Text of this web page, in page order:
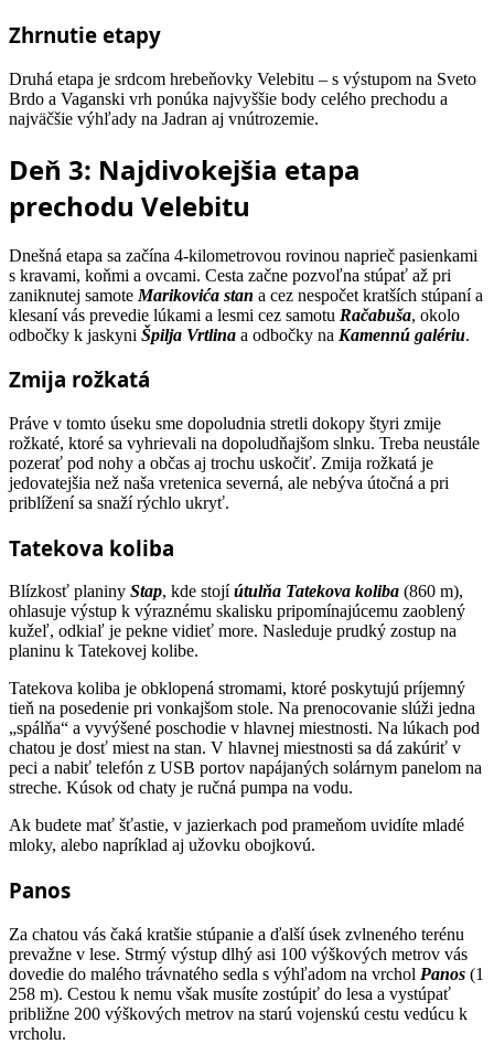
Zhrnutie etapy
Druhá etapa je srdcom hrebeňovky Velebitu – s výstupom na Sveto
Brdo a Vaganski vrh ponúka najvyššie body celého prechodu a
najväčšie výhľady na Jadran aj vnútrozemie.
Deň 3: Najdivokejšia etapa
prechodu Velebitu
Dnešná etapa sa začína 4-kilometrovou rovinou naprieč pasienkami
s kravami, koňmi a ovcami. Cesta začne pozvoľna stúpať až pri
zaniknutej samote Marikovića stan a cez nespočet kratších stúpaní a
klesaní vás prevedie lúkami a lesmi cez samotu Račabuša, okolo
odbočky k jaskyni Špilja Vrtlina a odbočky na Kamennú galériu.
Zmija rožkatá
Práve v tomto úseku sme dopoludnia stretli dokopy štyri zmije
rožkaté, ktoré sa vyhrievali na dopoludňajšom slnku. Treba neustále
pozerať pod nohy a občas aj trochu uskočiť. Zmija rožkatá je
jedovatejšia než naša vretenica severná, ale nebýva útočná a pri
priblížení sa snaží rýchlo ukryť.
Tatekova koliba
Blízkosť planiny Stap, kde stojíútulňa Tatekova koliba (860 m),
ohlasuje výstup k výraznému skalisku pripomínajúcemu zaoblený
kužeľ, odkiaľ je pekne vidieť more. Nasleduje prudký zostup na
planinu k Tatekovej kolibe.
Tatekova koliba je obklopená stromami, ktoré poskytujú príjemný
tieň na posedenie pri vonkajšom stole. Na prenocovanie slúži jedna
„spálňa“ a vyvýšené poschodie v hlavnej miestnosti. Na lúkach pod
chatou je dosť miest na stan. V hlavnej miestnosti sa dá zakúriť v
peci a nabiť telefón z USB portov napájaných solárnym panelom na
streche. Kúsok od chaty je ručná pumpa na vodu.
Ak budete mať šťastie, v jazierkach pod prameňom uvidíte mladé
mloky, alebo napríklad aj užovku obojkovú.
Panos
Za chatou vás čaká kratšie stúpanie a ďalší úsek zvlneného terénu
prevažne v lese. Strmý výstup dlhý asi 100 výškových metrov vás
dovedie do malého trávnatého sedla s výhľadom na vrchol Panos (1
258 m). Cestou k nemu však musíte zostúpiť do lesa a vystúpať
približne 200 výškových metrov na starú vojenskú cestu vedúcu k
vrcholu.